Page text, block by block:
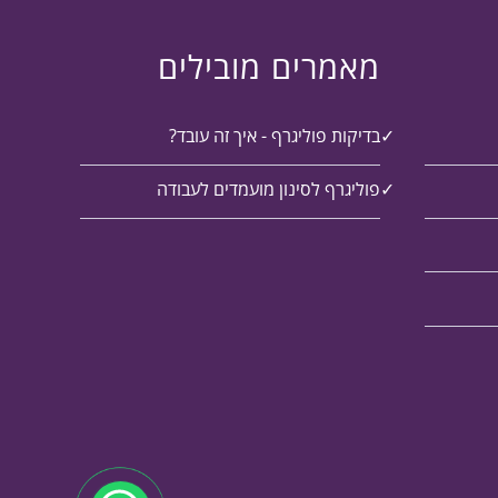
מאמרים מובילים
בדיקות פוליגרף - איך זה עובד?
פוליגרף לסינון מועמדים לעבודה